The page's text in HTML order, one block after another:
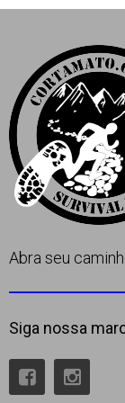
Contato
Abra seu
Siga nossa